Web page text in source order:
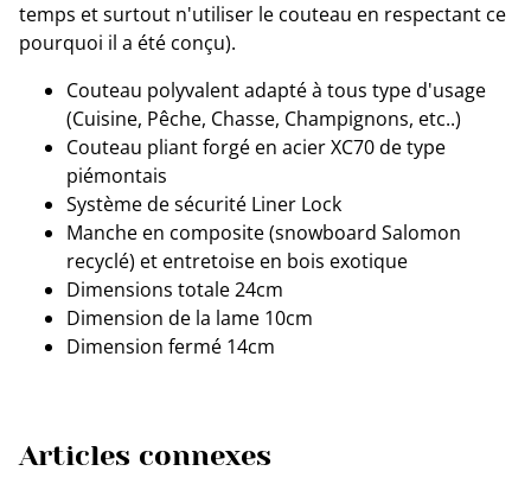
temps et surtout n'utiliser le couteau en respectant ce
pourquoi il a été conçu).
Couteau polyvalent adapté à tous type d'usage
(Cuisine, Pêche, Chasse, Champignons, etc..)
Couteau pliant forgé en acier XC70 de type
piémontais
Système de sécurité Liner Lock
Manche en composite (snowboard Salomon
recyclé) et entretoise en bois exotique
Dimensions totale 24cm
Dimension de la lame 10cm
Dimension fermé 14cm
Articles connexes